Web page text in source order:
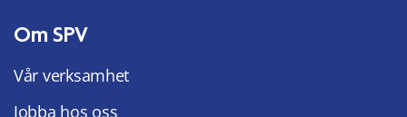
Om SPV
Vår verksamhet
Jobba hos oss